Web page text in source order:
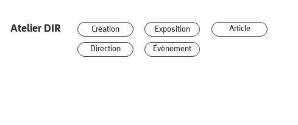
Atelier DIR Exposition
Évènement
Article
Création
Direction